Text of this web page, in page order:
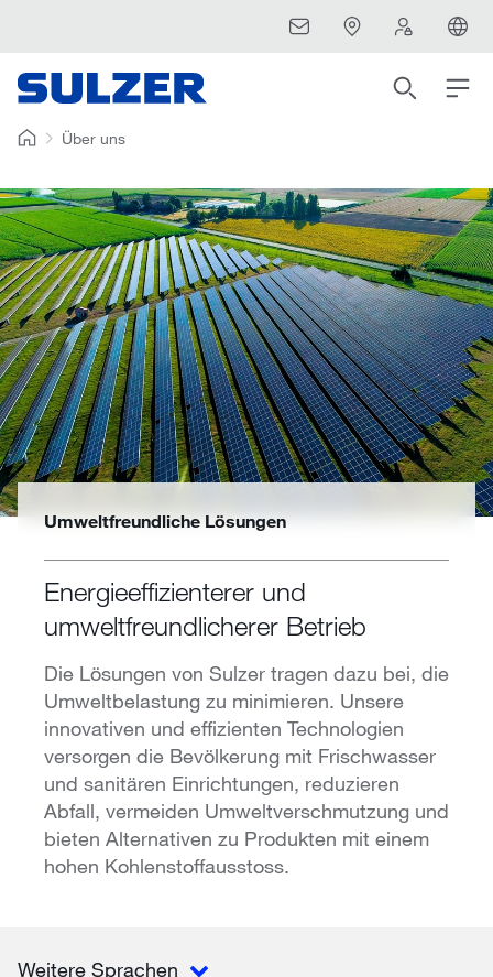
Über uns
Umweltfreundliche Lösungen
Energieeffizienterer und
umweltfreundlicherer Betrieb
Die Lösungen von Sulzer tragen dazu bei, die
Umweltbelastung zu minimieren. Unsere
innovativen und effizienten Technologien
versorgen die Bevölkerung mit Frischwasser
und sanitären Einrichtungen, reduzieren
Abfall, vermeiden Umweltverschmutzung und
bieten Alternativen zu Produkten mit einem
hohen Kohlenstoffausstoss.
Weitere Sprachen